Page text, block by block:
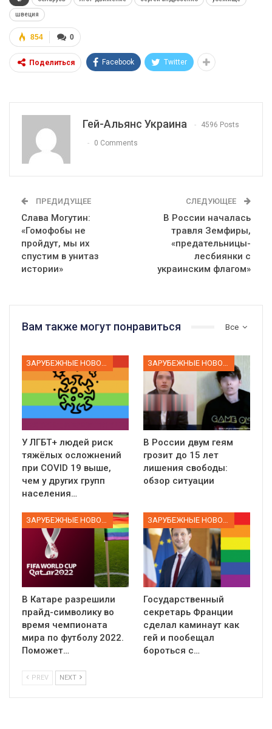
швеция
0
854
Поделиться Facebook Twitter
Гей-Альянс Украина 4596 Posts
0 Comments
ПРЕДИДУЩЕЕ
Слава Могутин:
«Гомофобы не
пройдут, мы их
спустим в унитаз
истории»
СЛЕДУЮЩЕЕ
В России началась
травля Земфиры,
«предательницы-
лесбиянки с
украинским флагом»
Все
Вам также могут понравиться
У ЛГБТ+ людей риск
тяжёлых осложнений
при COVID 19 выше,
чем у других групп
населения…
В России двум геям
грозит до 15 лет
лишения свободы:
обзор ситуации
В Катаре разрешили
прайд-символику во
время чемпионата
мира по футболу 2022.
Поможет…
Государственный
секретарь Франции
сделал каминаут как
гей и пообещал
бороться с…
PREV NEXT